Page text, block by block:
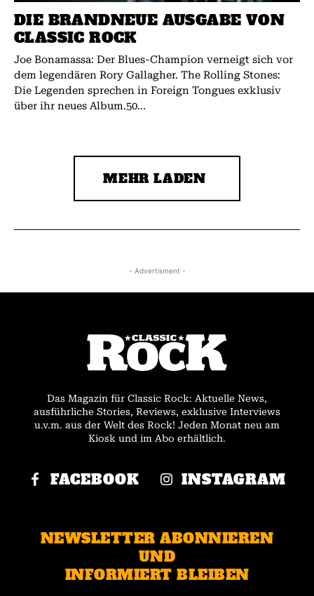
DIE BRANDNEUE AUSGABE VON
CLASSIC ROCK
Joe Bonamassa: Der Blues-Champion verneigt sich vor
dem legendären Rory Gallagher. The Rolling Stones:
Die Legenden sprechen in Foreign Tongues exklusiv
über ihr neues Album.50...
MEHR LADEN
- Advertisment -
Das Magazin für Classic Rock: Aktuelle News,
ausführliche Stories, Reviews, exklusive Interviews
u.v.m. aus der Welt des Rock! Jeden Monat neu am
Kiosk und im Abo erhältlich.
FACEBOOK INSTAGRAM
NEWSLETTER ABONNIEREN
UND
INFORMIERT BLEIBEN